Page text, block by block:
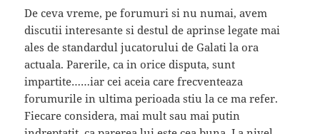
De ceva vreme, pe forumuri si nu numai, avem
discutii interesante si destul de aprinse legate mai
ales de standardul jucatorului de Galati la ora
actuala. Parerile, ca in orice disputa, sunt
impartite……iar cei aceia care frecventeaza
forumurile in ultima perioada stiu la ce ma refer.
Fiecare considera, mai mult sau mai putin